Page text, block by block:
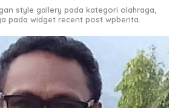
style gallery pada kategori olahraga,
pada widget recent post wpberita.